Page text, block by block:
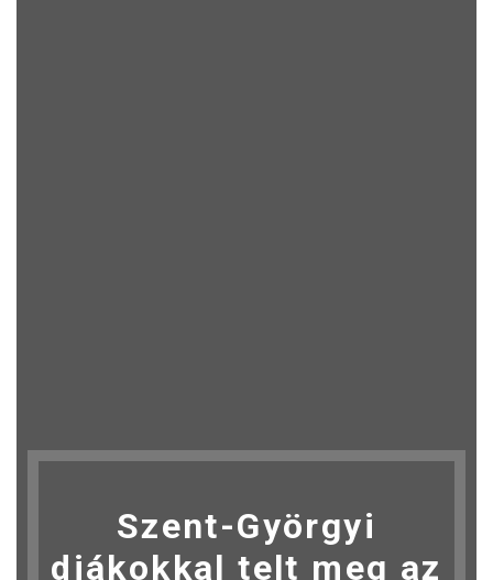
Szent-Györgyi
diákokkal telt meg az